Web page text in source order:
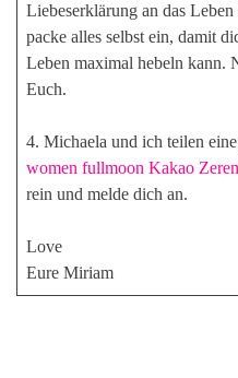
Liebeserklärung an das
packe alles selbst ein, damit
Leben maximal hebeln kann.
Euch.
4. Michaela und ich teilen
women fullmoon Kakao
rein und melde dich an.
Love
Eure Miriam